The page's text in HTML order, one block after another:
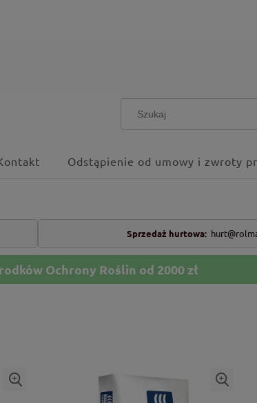
Odstąpienie od umowy i zwroty
Sprzedaż hurtowa:
Ochrony Roślin od 2000 zł